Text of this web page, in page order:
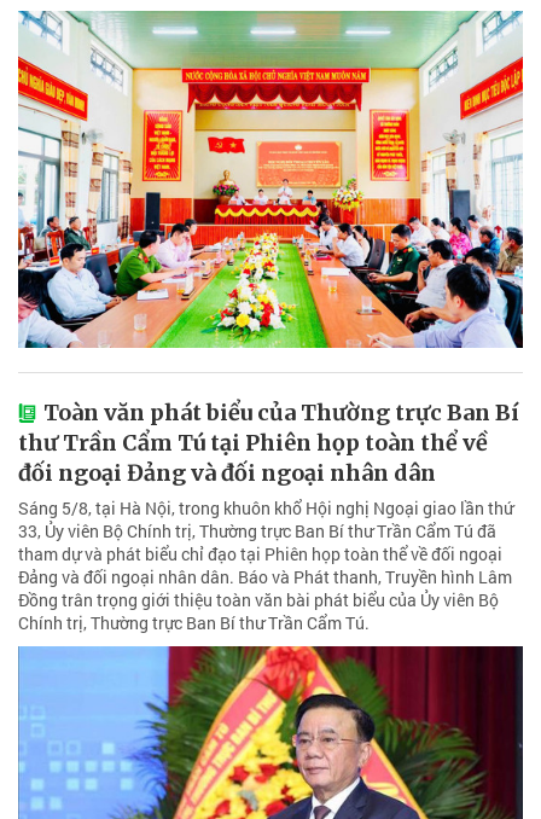
Toàn văn phát biểu của Thường trực Ban Bí
thư Trần Cẩm Tú tại Phiên họp toàn thể về
đối ngoại Đảng và đối ngoại nhân dân
Sáng 5/8, tại Hà Nội, trong khuôn khổ Hội nghị Ngoại giao lần thứ
33, Ủy viên Bộ Chính trị, Thường trực Ban Bí thư Trần Cẩm Tú đã
tham dự và phát biểu chỉ đạo tại Phiên họp toàn thể về đối ngoại
Đảng và đối ngoại nhân dân. Báo và Phát thanh, Truyền hình Lâm
Đồng trân trọng giới thiệu toàn văn bài phát biểu của Ủy viên Bộ
Chính trị, Thường trực Ban Bí thư Trần Cẩm Tú.